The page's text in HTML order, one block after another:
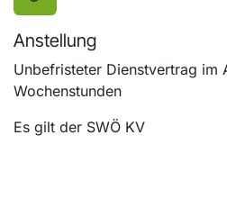
Anstellung
Unbefristeter Dienstvertrag im
Wochenstunden
Es gilt der SWÖ KV